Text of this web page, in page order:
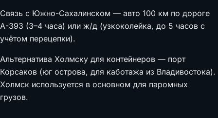
Связь с Южно-Сахалинском — авто 100 км по дороге
А-393 (3–4 часа) или ж/д (узкоколейка, до 5 часов с
учётом перецепки).
Альтернатива Холмску для контейнеров — порт
Корсаков (юг острова, для каботажа из Владивостока).
Холмск используется в основном для паромных
грузов.